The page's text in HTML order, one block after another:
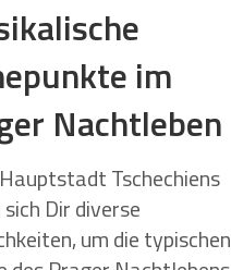
im
Nachtleben
Tschechiens
Dir diverse
um die typischen